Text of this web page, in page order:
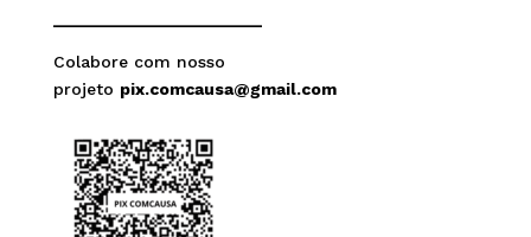
Colabore com nosso
projeto pix.comcausa@gmail.com